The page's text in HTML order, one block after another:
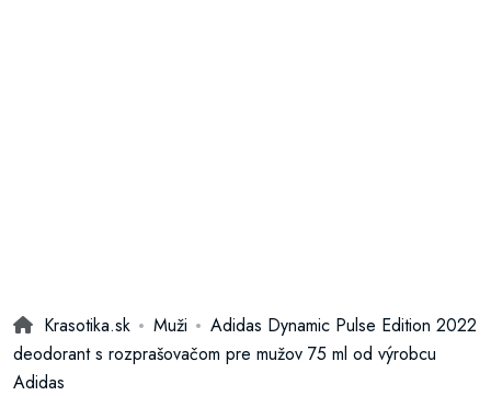
Krasotika.sk Muži
Adidas Dynamic Pulse Edition 2022
deodorant s rozprašovačom pre mužov 75 ml od výrobcu
Adidas